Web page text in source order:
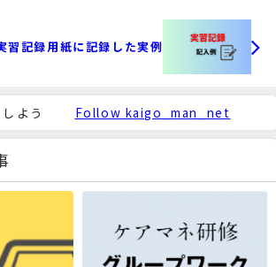
習記録用紙に記録した実例
よう Follow kaigo_man_net